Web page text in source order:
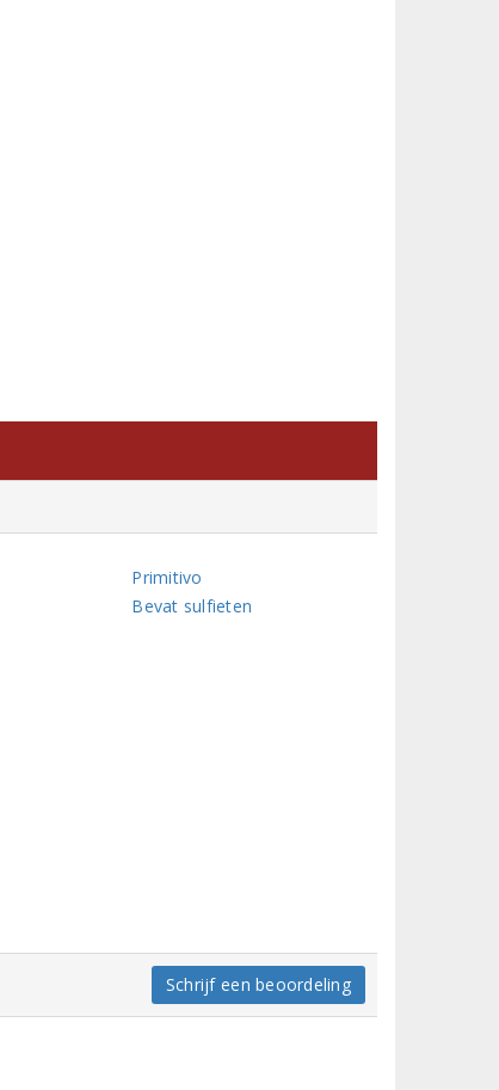
Primitivo
Bevat sulfieten
Schrijf een beoordeling